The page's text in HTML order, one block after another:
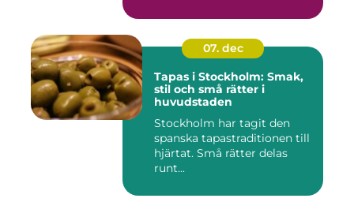
07. dec
Tapas i Stockholm: Smak,
stil och små rätter i
huvudstaden
Stockholm har tagit den
spanska tapastraditionen till
hjärtat. Små rätter delas
runt...